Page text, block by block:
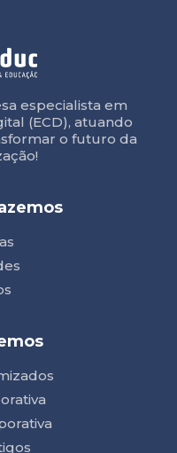
especialista em
(ECD), atuando
o futuro da